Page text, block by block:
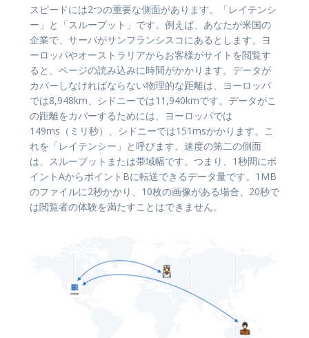
スピードには2つの重要な側面があります。「レイテンシ
ー」と「スループット」です。例えば、あなたが米国の
企業で、サーバがサンフランシスコにあるとします。ヨ
ーロッパやオーストラリアからお客様がサイトを閲覧す
ると、ページの読み込みに時間がかかります。データが
カバーしなければならない物理的な距離は、ヨーロッパ
では8,948km、シドニーでは11,940kmです。データがこ
の距離をカバーするためには、ヨーロッパでは
149ms（ミリ秒）、シドニーでは151msかかります。こ
れを「レイテンシー」と呼びます。速度の第二の側面
は、スループットまたは帯域幅です。つまり、1秒間にポ
イントAからポイントBに転送できるデータ量です。1MB
のファイルに2秒かかり、10枚の画像がある場合、20秒で
は閲覧者の体験を満たすことはできません。